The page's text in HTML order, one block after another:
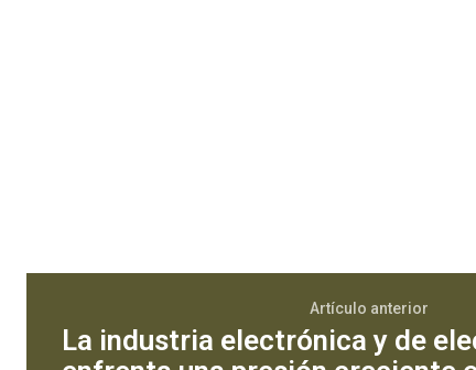
Artículo anterior
La industria electrónica y de